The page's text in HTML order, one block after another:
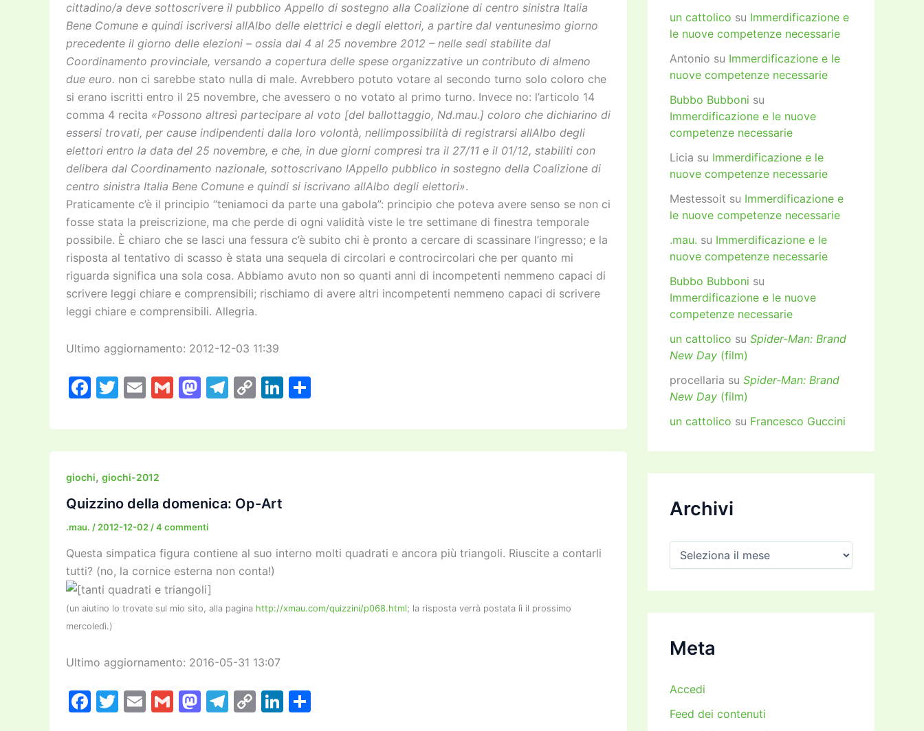
cittadino/a deve sottoscrivere il pubblico Appello di sostegno alla Coalizione di centro sinistra Italia
Bene Comune e quindi iscriversi allAlbo delle elettrici e degli elettori, a partire dal ventunesimo giorno
precedente il giorno delle elezioni – ossia dal 4 al 25 novembre 2012 – nelle sedi stabilite dal
Coordinamento provinciale, versando a copertura delle spese organizzative un contributo di almeno
due euro. non ci sarebbe stato nulla di male. Avrebbero potuto votare al secondo turno solo coloro che
si erano iscritti entro il 25 novembre, che avessero o no votato al primo turno. Invece no: l’articolo 14
comma 4 recita «Possono altresì partecipare al voto [del ballottaggio, Nd.mau.] coloro che dichiarino di
essersi trovati, per cause indipendenti dalla loro volontà, nellimpossibilità di registrarsi allAlbo degli
elettori entro la data del 25 novembre, e che, in due giorni compresi tra il 27/11 e il 01/12, stabiliti con
delibera dal Coordinamento nazionale, sottoscrivano lAppello pubblico in sostegno della Coalizione di
centro sinistra Italia Bene Comune e quindi si iscrivano allAlbo degli elettori».
Praticamente c’è il principio “teniamoci da parte una gabola”: principio che poteva avere senso se non ci
fosse stata la preiscrizione, ma che perde di ogni validità viste le tre settimane di finestra temporale
possibile. È chiaro che se lasci una fessura c’è subito chi è pronto a cercare di scassinare l’ingresso; e la
risposta al tentativo di scasso è stata una sequela di circolari e controcircolari che per quanto mi
riguarda significa una sola cosa. Abbiamo avuto non so quanti anni di incompetenti nemmeno capaci di
scrivere leggi chiare e comprensibili; rischiamo di avere altri incompetenti nemmeno capaci di scrivere
leggi chiare e comprensibili. Allegria.
Ultimo aggiornamento: 2012-12-03 11:39
F
c
e
b
o
o
T
itt
er
E
ai
l
G
ai
l
M
st
o
o
n
T
e
gr
m
C
p
y
n
Li
k
e
n
di
giochi, giochi-2012
Quizzino della domenica: Op-Art
.mau. / 2012-12-02 /4 commenti
Questa simpatica figura contiene al suo interno molti quadrati e ancora più triangoli. Riuscite a contarli
tutti? (no, la cornice esterna non conta!)
(un aiutino lo trovate sul mio sito, alla pagina http://xmau.com/quizzini/p068.html; la risposta verrà postata lì il prossimo
mercoledì.)
Ultimo aggiornamento: 2016-05-31 13:07
F
T
E
G
M T
C
Li
un cattolico su Immerdificazione e
le nuove competenze necessarie
Antonio su Immerdificazione e le
nuove competenze necessarie
Bubbo Bubboni su
Immerdificazione e le nuove
competenze necessarie
Licia su Immerdificazione e le
nuove competenze necessarie
Mestessoit su Immerdificazione e
le nuove competenze necessarie
.mau. su Immerdificazione e le
nuove competenze necessarie
Bubbo Bubboni su
Immerdificazione e le nuove
competenze necessarie
un cattolico su Spider-Man: Brand
New Day (film)
procellaria su Spider-Man: Brand
New Day (film)
un cattolico su Francesco Guccini
Archivi
h
v
Meta
Accedi
Feed dei contenuti